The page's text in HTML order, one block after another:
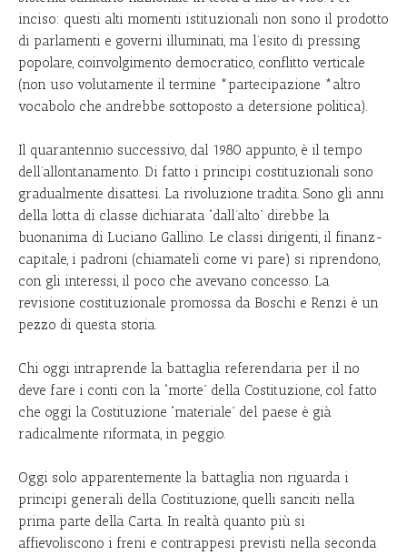
inciso: questi alti momenti istituzionali non sono il prodotto
di parlamenti e governi illuminati, ma l’esito di pressing
popolare, coinvolgimento democratico, conflitto verticale
(non uso volutamente il termine *partecipazione *altro
vocabolo che andrebbe sottoposto a detersione politica).
Il quarantennio successivo, dal 1980 appunto, è il tempo
dell’allontanamento. Di fatto i principi costituzionali sono
gradualmente disattesi. La rivoluzione tradita. Sono gli anni
della lotta di classe dichiarata “dall’alto” direbbe la
buonanima di Luciano Gallino. Le classi dirigenti, il finanz-
capitale, i padroni (chiamateli come vi pare) si riprendono,
con gli interessi, il poco che avevano concesso. La
revisione costituzionale promossa da Boschi e Renzi è un
pezzo di questa storia.
Chi oggi intraprende la battaglia referendaria per il no
deve fare i conti con la “morte” della Costituzione, col fatto
che oggi la Costituzione “materiale” del paese è già
radicalmente riformata, in peggio.
Oggi solo apparentemente la battaglia non riguarda i
principi generali della Costituzione, quelli sanciti nella
prima parte della Carta. In realtà quanto più si
affievoliscono i freni e contrappesi previsti nella seconda